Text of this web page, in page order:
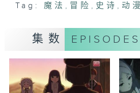
Tag: 魔法 , 冒险 , 史诗 ,动漫
集数 EPISODES